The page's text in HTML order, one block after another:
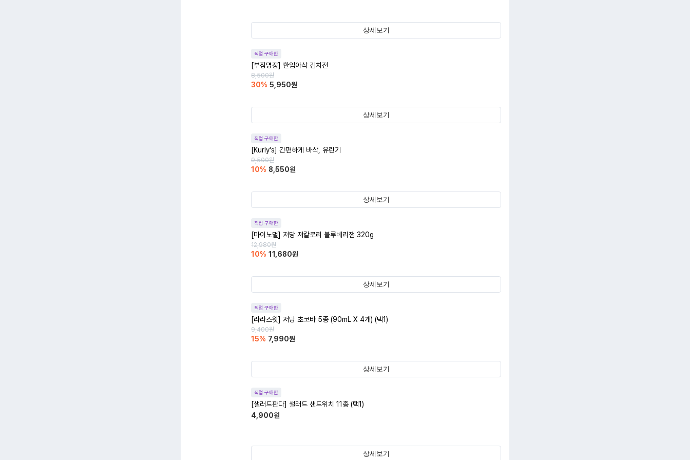
상세보기
직접 구매한
[부침명장] 한입아삭 김치전
8,500원
30% 5,950원
상세보기
직접 구매한
[Kurly's] 간편하게 바삭, 유린기
9,500원
10% 8,550원
상세보기
직접 구매한
[마이노멀] 저당 저칼로리 블루베리잼 320g
12,980원
10% 11,680원
상세보기
직접 구매한
[라라스윗] 저당 초코바 5종 (90mL X 4개) (택1)
9,400원
15% 7,990원
상세보기
직접 구매한
[샐러드판다] 샐러드 샌드위치 11종 (택1)
4,900원
상세보기